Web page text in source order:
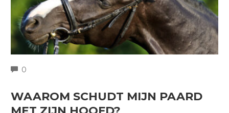
0
WAAROM SCHUDT MIJN PAARD